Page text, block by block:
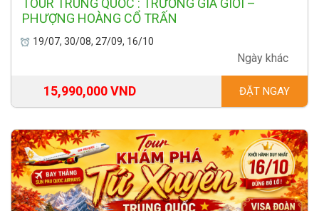
TOUR TRUNG QUỐC : TRƯƠNG GIA GIỚI –
PHƯỢNG HOÀNG CỔ TRẤN
19/07, 30/08, 27/09, 16/10
Ngày khác
15,990,000 VND ĐẶT NGAY